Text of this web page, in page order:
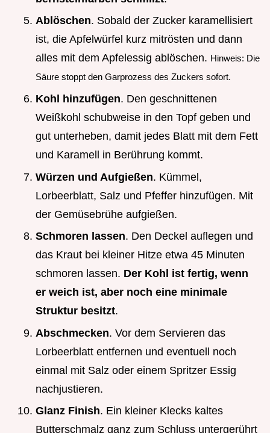
Ablöschen. Sobald der Zucker karamellisiert
ist, die Apfelwürfel kurz mitrösten und dann
alles mit dem Apfelessig ablöschen. Hinweis: Die
Säure stoppt den Garprozess des Zuckers sofort.
Kohl hinzufügen. Den geschnittenen
Weißkohl schubweise in den Topf geben und
gut unterheben, damit jedes Blatt mit dem Fett
und Karamell in Berührung kommt.
Würzen und Aufgießen. Kümmel,
Lorbeerblatt, Salz und Pfeffer hinzufügen. Mit
der Gemüsebrühe aufgießen.
Schmoren lassen. Den Deckel auflegen und
das Kraut bei kleiner Hitze etwa 45 Minuten
schmoren lassen. Der Kohl ist fertig, wenn
er weich ist, aber noch eine minimale
Struktur besitzt.
Abschmecken. Vor dem Servieren das
Lorbeerblatt entfernen und eventuell noch
einmal mit Salz oder einem Spritzer Essig
nachjustieren.
Glanz Finish. Ein kleiner Klecks kaltes
Butterschmalz ganz zum Schluss untergerührt